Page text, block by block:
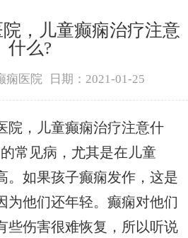
，儿童癫痫治疗注意
什么?
痫医院 日期：2021-01-25
，儿童癫痫治疗注意什
常见病，尤其是在儿童
。如果孩子癫痫发作，这是
为他们还年轻。癫痫对他们
些伤害很难恢复，所以听说